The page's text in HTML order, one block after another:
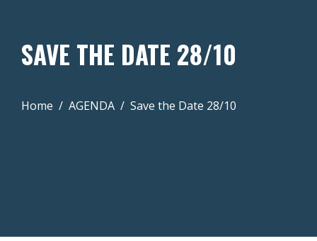
SAVE THE DATE 28/10
Home AGENDA Save the Date 28/10